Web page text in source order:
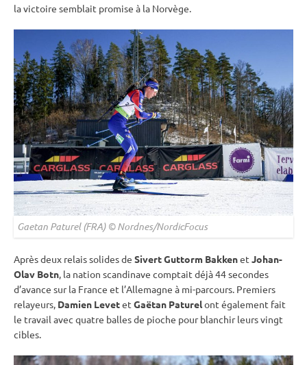
la victoire semblait promise à la Norvège.
Gaetan Paturel (FRA) © Nordnes/NordicFocus
Après deux relaissolides de Sivert Guttorm Bakkenet Johan-
Olav Botn, la nation scandinave comptait déjà 44 secondes
d’avance sur la France et l’Allemagne à mi-parcours. Premiers
relayeurs, Damien Levetet Gaëtan Paturelont également fait
le travail avec quatre balles de pioche pour blanchir leurs vingt
cibles.